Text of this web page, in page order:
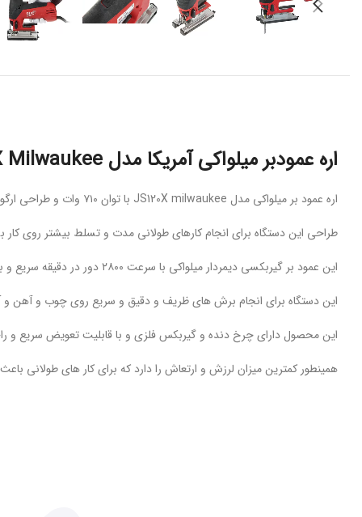
اره عمودبر میلواکی آمریکا مدل JS120X Milwaukee
اره عمود بر میلواکی مدل JS120X milwaukee با توان ۷۱۰ وات و طراحی ارگونومی عالی از بهترین گزینه های خرید عمودبر می باشد.
طراحی این دستگاه برای انجام کارهای طولانی مدت و تسلط بیشتر روی کار
این عمود بر گیربکسی دیمردار میلواکی با سرعت ۲۸۰۰ دور در دقیقه سریع و با قدرت بالا قابلیت انجام انوع برش ها را دارد که سرعت آن قابل تنظیم است.
این دستگاه برای انجام برش های ظریف و دقیق و سریع روی چوب و آهن و
این محصول دارای چرخ دنده و گیربکس فلزی و با قابلیت تعویض سریع و
همینطور کمترین میزان لرزش و ارتعاش را دارد که برای کار های طولانی